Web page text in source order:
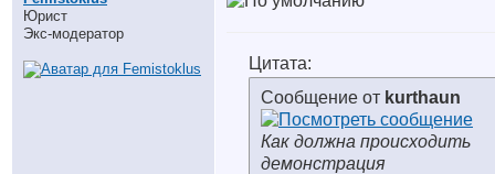
Юрист
Экс-модератор
Цитата:
Сообщение от kurthaun
Как должна происходить
демонстрация